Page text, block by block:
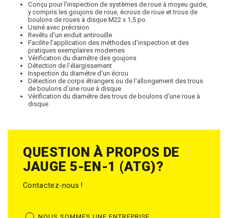
Conçu pour l’inspection de systèmes de roue à moyeu guide,
y compris les goujons de roue, écrous de roue et trous de
boulons de roues à disque M22 x 1,5 po.
Usiné avec précision
Revêtu d’un enduit antirouille
Facilite l’application des méthodes d’inspection et des
pratiques exemplaires modernes
Vérification du diamétre des goujons
Détection de l‘élargissement
Inspection du diamétre d‘un écrou
Détection de corps étrangers ou de l‘allongement des trous
de boulons d‘une roue à disque
Vérification du diamétre des trous de boulons d‘une roue à
disque
QUESTION À PROPOS DE
JAUGE 5-EN-1 (ATG)?
Contactez-nous !